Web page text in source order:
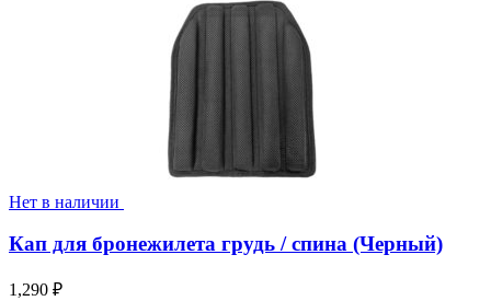
Нет в наличии
Кап для бронежилета грудь / спина (Черный)
1,290 ₽